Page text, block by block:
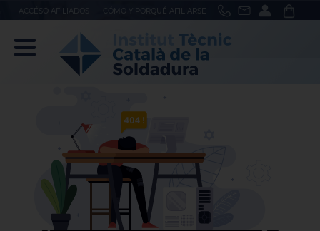
ACCÉSO AFILIADOS CÓMO Y PORQUÉ AFILIARSE